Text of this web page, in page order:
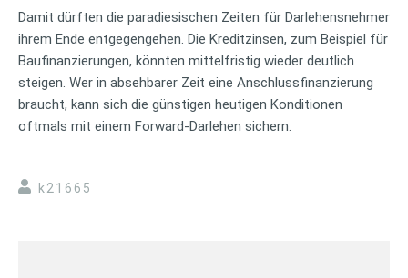
Damit dürften die paradiesischen Zeiten für Darlehensnehmer
ihrem Ende entgegengehen. Die Kreditzinsen, zum Beispiel für
Baufinanzierungen, könnten mittelfristig wieder deutlich
steigen. Wer in absehbarer Zeit eine Anschlussfinanzierung
braucht, kann sich die günstigen heutigen Konditionen
oftmals mit einem Forward-Darlehen sichern.
k21665